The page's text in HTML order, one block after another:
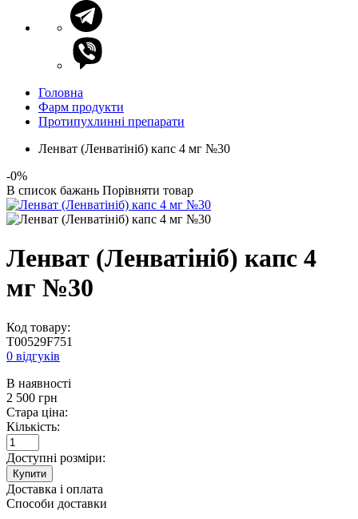
Головна
Фарм продукти
Протипухлинні препарати
Ленват (Ленватініб) капс 4 мг №30
-0%
В список бажань Порівняти товар
Ленват (Ленватініб) капс 4
мг №30
Код товару:
T00529F751
0 відгуків
В наявності
2 500 грн
Стара ціна:
Кількість:
Доступні розміри:
Купити
Доставка і оплата
Способи доставки